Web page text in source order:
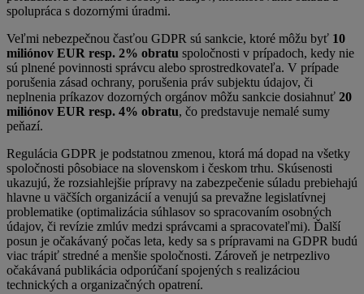
spolupráca s dozornými úradmi.
Veľmi nebezpečnou časťou GDPR sú sankcie, ktoré môžu byť 10
miliónov EUR resp. 2% obratu spoločnosti v prípadoch, kedy nie
sú plnené povinnosti správcu alebo sprostredkovateľa. V prípade
porušenia zásad ochrany, porušenia práv subjektu údajov, či
neplnenia príkazov dozorných orgánov môžu sankcie dosiahnuť 20
miliónov EUR resp. 4% obratu, čo predstavuje nemalé sumy
peňazí.
Regulácia GDPR je podstatnou zmenou, ktorá má dopad na všetky
spoločnosti pôsobiace na slovenskom i českom trhu. Skúsenosti
ukazujú, že rozsiahlejšie prípravy na zabezpečenie súladu prebiehajú
hlavne u väčších organizácií a venujú sa prevažne legislatívnej
problematike (optimalizácia súhlasov so spracovaním osobných
údajov, či revízie zmlúv medzi správcami a spracovateľmi). Ďalší
posun je očakávaný počas leta, kedy sa s prípravami na GDPR budú
viac trápiť stredné a menšie spoločnosti. Zároveň je netrpezlivo
očakávaná publikácia odporúčaní spojených s realizáciou
technických a organizačných opatrení.